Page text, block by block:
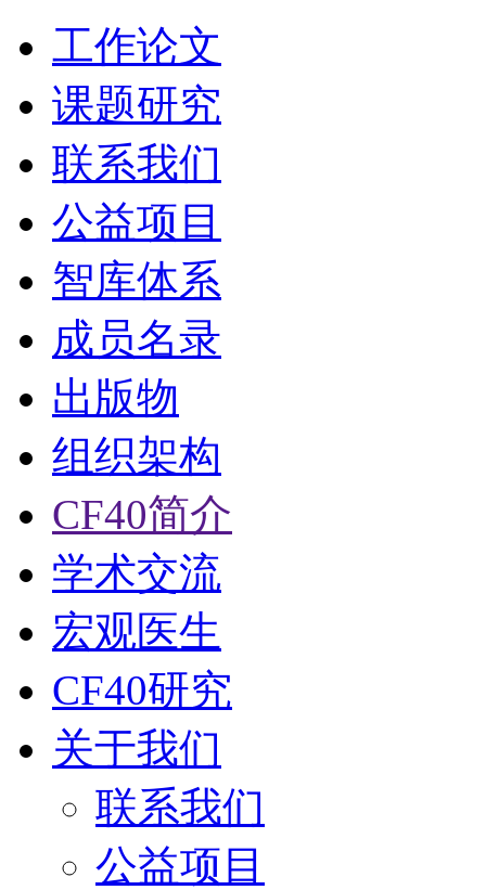
工作论文
课题研究
联系我们
公益项目
智库体系
成员名录
出版物
组织架构
CF40简介
学术交流
宏观医生
CF40研究
关于我们
联系我们
公益项目